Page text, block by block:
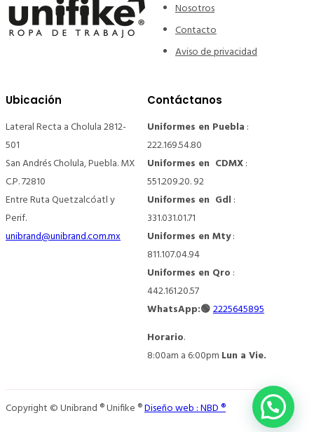
Nosotros
Contacto
Aviso de privacidad
Ubicación
Lateral Recta a Cholula 2812-
501
San Andrés Cholula, Puebla. MX
C.P. 72810
Entre Ruta Quetzalcóatl y
Perif.
unibrand@unibrand.com.mx
Contáctanos
Uniformes en Puebla :
222.169.54.80
Uniformes en CDMX:
551.209.20. 92
Uniformes en Gdl :
331.031.01.71
Uniformes en Mty:
811.107.04.94
Uniformes en Qro :
442.161.20.57
WhatsApp:🟢2225645895
Horario.
8:00am a 6:00pm Lun a Vie.
Copyright © Unibrand ® Unifike ®Diseño web : NBD ®